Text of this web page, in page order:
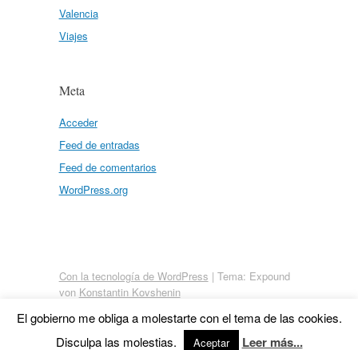
Valencia
Viajes
Meta
Acceder
Feed de entradas
Feed de comentarios
WordPress.org
Con la tecnología de WordPress | Tema: Expound
von Konstantin Kovshenin
El gobierno me obliga a molestarte con el tema de las cookies.
Disculpa las molestias.
Aceptar Leer más...